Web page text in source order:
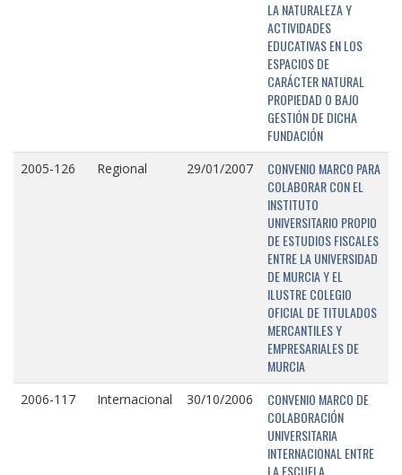
LA NATURALEZA Y
ACTIVIDADES
EDUCATIVAS EN LOS
ESPACIOS DE
CARÁCTER NATURAL
PROPIEDAD O BAJO
GESTIÓN DE DICHA
FUNDACIÓN
2005-126 Regional 29/01/2007
CONVENIO MARCO PARA
COLABORAR CON EL
INSTITUTO
UNIVERSITARIO PROPIO
DE ESTUDIOS FISCALES
ENTRE LA UNIVERSIDAD
DE MURCIA Y EL
ILUSTRE COLEGIO
OFICIAL DE TITULADOS
MERCANTILES Y
EMPRESARIALES DE
MURCIA
2006-117 Internacional 30/10/2006
CONVENIO MARCO DE
COLABORACIÓN
UNIVERSITARIA
INTERNACIONAL ENTRE
LA ESCUELA